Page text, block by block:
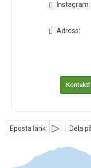
Instagram:
Adress:
Nyhetsbrev
Eposta länk Dela